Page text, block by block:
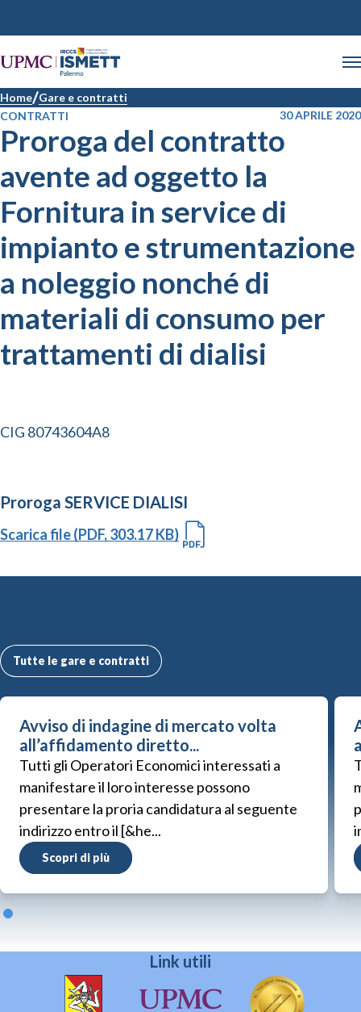
Home Gare e contratti
CONTRATTI
30 APRILE 2020
Proroga del contratto
avente ad oggetto la
Fornitura in service di
impianto e strumentazione
a noleggio nonché di
materiali di consumo per
trattamenti di dialisi
CIG 80743604A8
Proroga SERVICE DIALISI
Scarica file (PDF, 303.17 KB)
Tutte le gare e contratti
Avviso di indagine di mercato volta
all’affidamento diretto...
Tutti gli Operatori Economici interessati a
manifestare il loro interesse possono
presentare la proria candidatura al seguente
indirizzo entro il [&he...
Scopri di più
Link utili